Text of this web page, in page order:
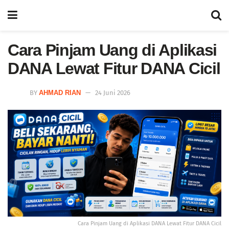
Cara Pinjam Uang di Aplikasi
DANA Lewat Fitur DANA Cicil
BY AHMAD RIAN 24 Juni 2026
Cara Pinjam Uang di Aplikasi DANA Lewat Fitur DANA Cicil